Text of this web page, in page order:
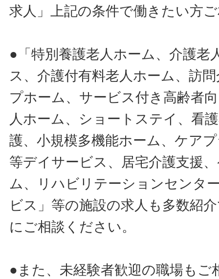
求人」上記の条件で働きたい方
●「特別養護老人ホーム、介護老
ス、介護付有料老人ホーム、訪
プホーム、サービス付き高齢者
人ホーム、ショートステイ、看
護、小規模多機能ホーム、ケア
等デイサービス、居宅介護支援
ム、リハビリテーションセンタ
ビス」等の施設の求人も多数紹
にご相談ください。
●また、未経験者歓迎の職場もご